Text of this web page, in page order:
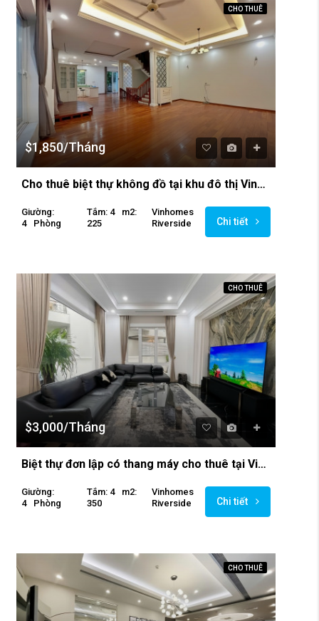
CHO THUÊ
$1,850/Tháng
Cho thuê biệt thự không đồ tại khu đô thị Vinhomes Riverside
Giường:
4
Phòng
Tắm: 4
M2:
225
Vinhomes
Riverside
Chi tiết
CHO THUÊ
$3,000/Tháng
Biệt thự đơn lập có thang máy cho thuê tại Vinhomes Riverside
Giường:
4
Phòng
Tắm: 4
M2:
350
Vinhomes
Riverside
Chi tiết
CHO THUÊ